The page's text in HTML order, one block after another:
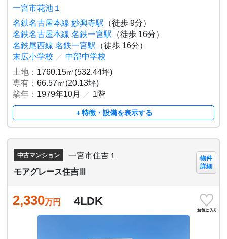
一宮市花池１
名鉄名古屋本線 妙興寺駅 （徒歩 9分）
名鉄名古屋本線 名鉄一宮駅 （徒歩 16分）
名鉄尾西線 名鉄一宮駅 （徒歩 16分）
末広小学校 ／ 中部中学校
土地： 1760.15㎡(532.44坪)
専有：66.57㎡(20.13坪)
築年： 1979年10月 ／ 1階
＋特徴・設備を表示する
中古マンション
一宮市住吉１
モアグレース住吉Ⅲ
物件
詳細
2,330万円 4LDK